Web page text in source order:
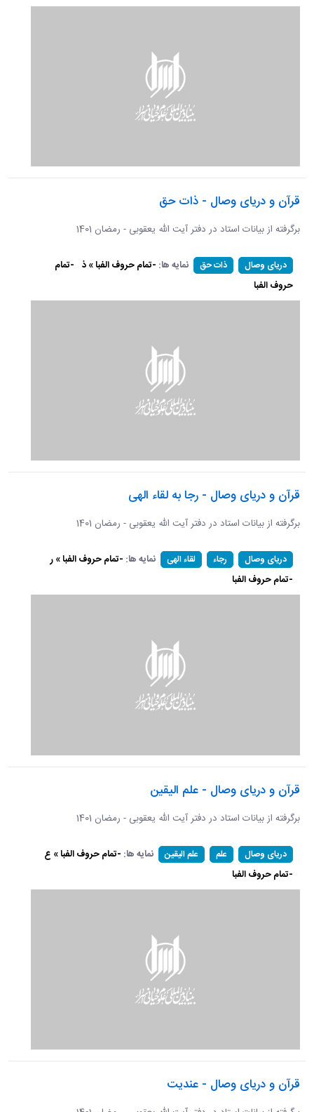
قرآن و دریای وصال - ذات حق
برگرفته از بیانات استاد در دفتر آیت الله یعقوبی - رمضان 1401
دریای وصال ذات حق نمایه ها: -تمام حروف الفبا » ذ -تمام
حروف الفبا
قرآن و دریای وصال - رجا به لقاء الهی
برگرفته از بیانات استاد در دفتر آیت الله یعقوبی - رمضان 1401
دریای وصال رجاء لقاء الهی نمایه ها: -تمام حروف الفبا » ر
-تمام حروف الفبا
قرآن و دریای وصال - علم الیقین
برگرفته از بیانات استاد در دفتر آیت الله یعقوبی - رمضان 1401
دریای وصال علم علم الیقین نمایه ها: -تمام حروف الفبا » ع
-تمام حروف الفبا
قرآن و دریای وصال - عندیت